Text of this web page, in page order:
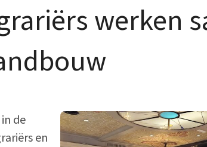
van B&W
werken
de
en